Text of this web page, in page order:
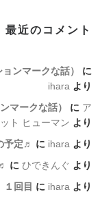
最近のコメント
ンマークな話）
に
ihara より
マークな話） に ア
ト ヒューマン より
予定♬
に ihara より
に ひできんぐ より
回目 に ihara より